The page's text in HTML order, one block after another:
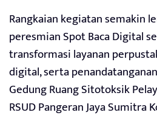
Rangkaian kegiatan semakin
peresmian Spot Baca Digital
transformasi layanan
digital, serta
Gedung Ruang Sitotoksik
RSUD Pangeran Jaya Sumitra